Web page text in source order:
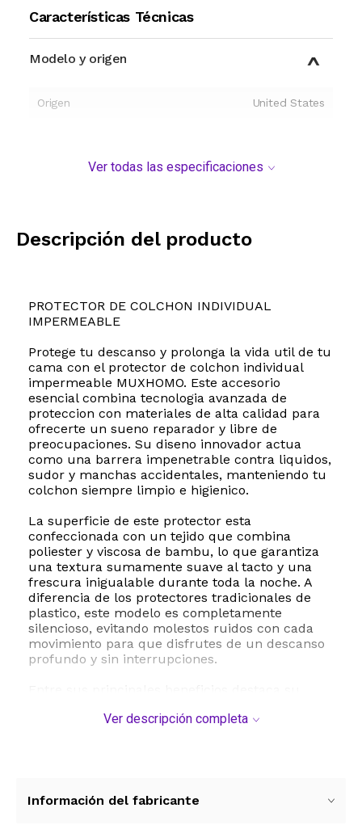
Características Técnicas
Modelo y origen
Origen United States
Ver todas las especificaciones
Descripción del producto
PROTECTOR DE COLCHON INDIVIDUAL
IMPERMEABLE
Protege tu descanso y prolonga la vida util de tu
cama con el protector de colchon individual
impermeable MUXHOMO. Este accesorio
esencial combina tecnologia avanzada de
proteccion con materiales de alta calidad para
ofrecerte un sueno reparador y libre de
preocupaciones. Su diseno innovador actua
como una barrera impenetrable contra liquidos,
sudor y manchas accidentales, manteniendo tu
colchon siempre limpio e higienico.
La superficie de este protector esta
confeccionada con un tejido que combina
poliester y viscosa de bambu, lo que garantiza
una textura sumamente suave al tacto y una
frescura inigualable durante toda la noche. A
diferencia de los protectores tradicionales de
plastico, este modelo es completamente
silencioso, evitando molestos ruidos con cada
movimiento para que disfrutes de un descanso
profundo y sin interrupciones.
generacion, la cual bloquea el paso de liquidos
pulgadas de altura. Esto asegura que el
Ver descripción completa
Información del fabricante